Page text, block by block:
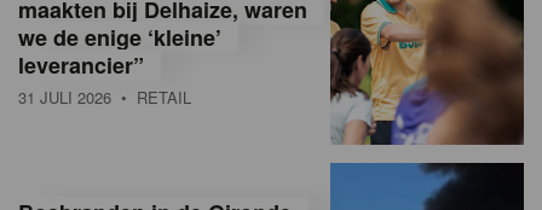
a
g
a
maakten bij Delhaize, waren
we de enige ‘kleine’
leverancier”
31 JULI 2026 • RETAIL